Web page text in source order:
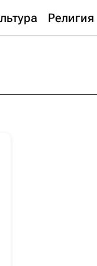
Религия